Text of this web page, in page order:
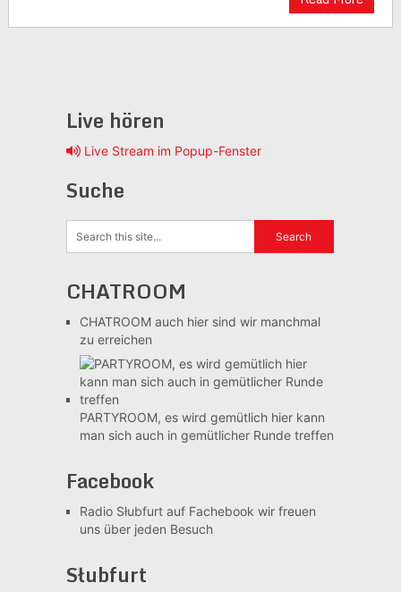
Live hören
Live Stream im Popup-Fenster
Suche
CHATROOM
CHATROOMauch hier sind wir manchmal
zu erreichen
PARTYROOM, es wird gemütlichhier kann
man sich auch in gemütlicher Runde treffen
Facebook
Radio Słubfurt auf Fachebook wir freuen
uns über jeden Besuch
Słubfurt